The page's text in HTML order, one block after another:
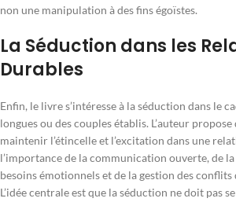
non une manipulation à des fins égoïstes.
La Séduction dans les
Durables
Enfin, le livre s’intéresse à la séduction dans le
longues ou des couples établis. L’auteur
maintenir l’étincelle et l’excitation dans une
l’importance de la communication ouverte, de
besoins émotionnels et de la gestion des
L’idée centrale est que la séduction ne doit pas